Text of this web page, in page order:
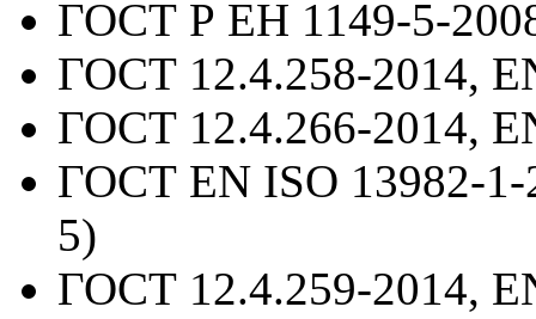
ГОСТ Р ЕН 1149-5-
ГОСТ 12.4.258-2014,
ГОСТ 12.4.266-2014,
ГОСТ EN ISO 13982-1-
5)
ГОСТ 12.4.259-2014,